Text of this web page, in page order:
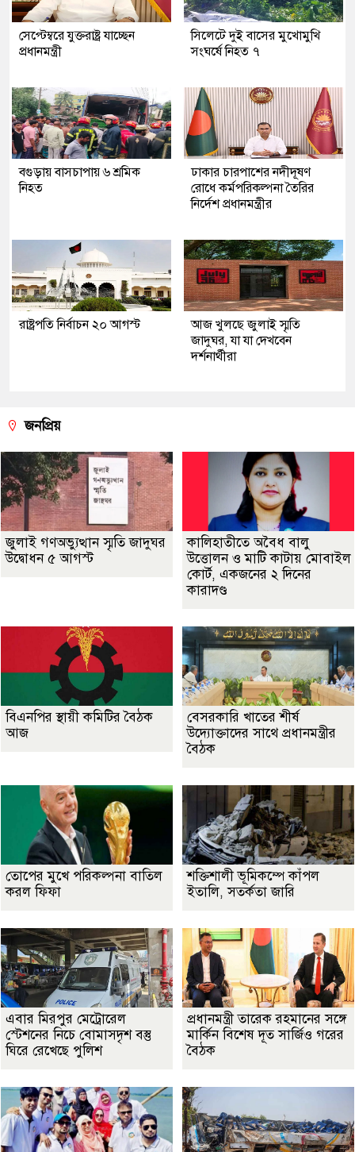
সেপ্টেম্বরে যুক্তরাষ্ট্র যাচ্ছেন
প্রধানমন্ত্রী
সিলেটে দুই বাসের মুখোমুখি
সংঘর্ষে নিহত ৭
বগুড়ায় বাসচাপায় ৬ শ্রমিক
নিহত
ঢাকার চারপাশের নদীদূষণ
রোধে কর্মপরিকল্পনা তৈরির
নির্দেশ প্রধানমন্ত্রীর
রাষ্ট্রপতি নির্বাচন ২০ আগস্ট
আজ খুলছে জুলাই স্মৃতি
জাদুঘর, যা যা দেখবেন
দর্শনার্থীরা
জনপ্রিয়
জুলাই গণঅভ্যুত্থান স্মৃতি জাদুঘর
উদ্বোধন ৫ আগস্ট
কালিহাতীতে অবৈধ বালু
উত্তোলন ও মাটি কাটায় মোবাইল
কোর্ট, একজনের ২ দিনের
কারাদণ্ড
বিএনপির স্থায়ী কমিটির বৈঠক
আজ
বেসরকারি খাতের শীর্ষ
উদ্যোক্তাদের সাথে প্রধানমন্ত্রীর
বৈঠক
তোপের মুখে পরিকল্পনা বাতিল
করল ফিফা
শক্তিশালী ভূমিকম্পে কাঁপল
ইতালি, সতর্কতা জারি
এবার মিরপুর মেট্রোরেল
স্টেশনের নিচে বোমাসদৃশ বস্তু
ঘিরে রেখেছে পুলিশ
প্রধানমন্ত্রী তারেক রহমানের সঙ্গে
মার্কিন বিশেষ দূত সার্জিও গরের
বৈঠক